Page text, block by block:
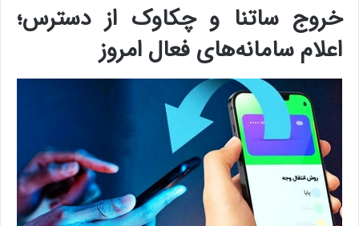
خروج ساتنا و چکاوک از دسترس؛
اعلام سامانه‌های فعال امروز